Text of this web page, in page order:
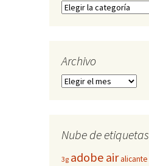
Categorías
Archivo
Archivo
Nube de etiquetas
3g adobe airalicante